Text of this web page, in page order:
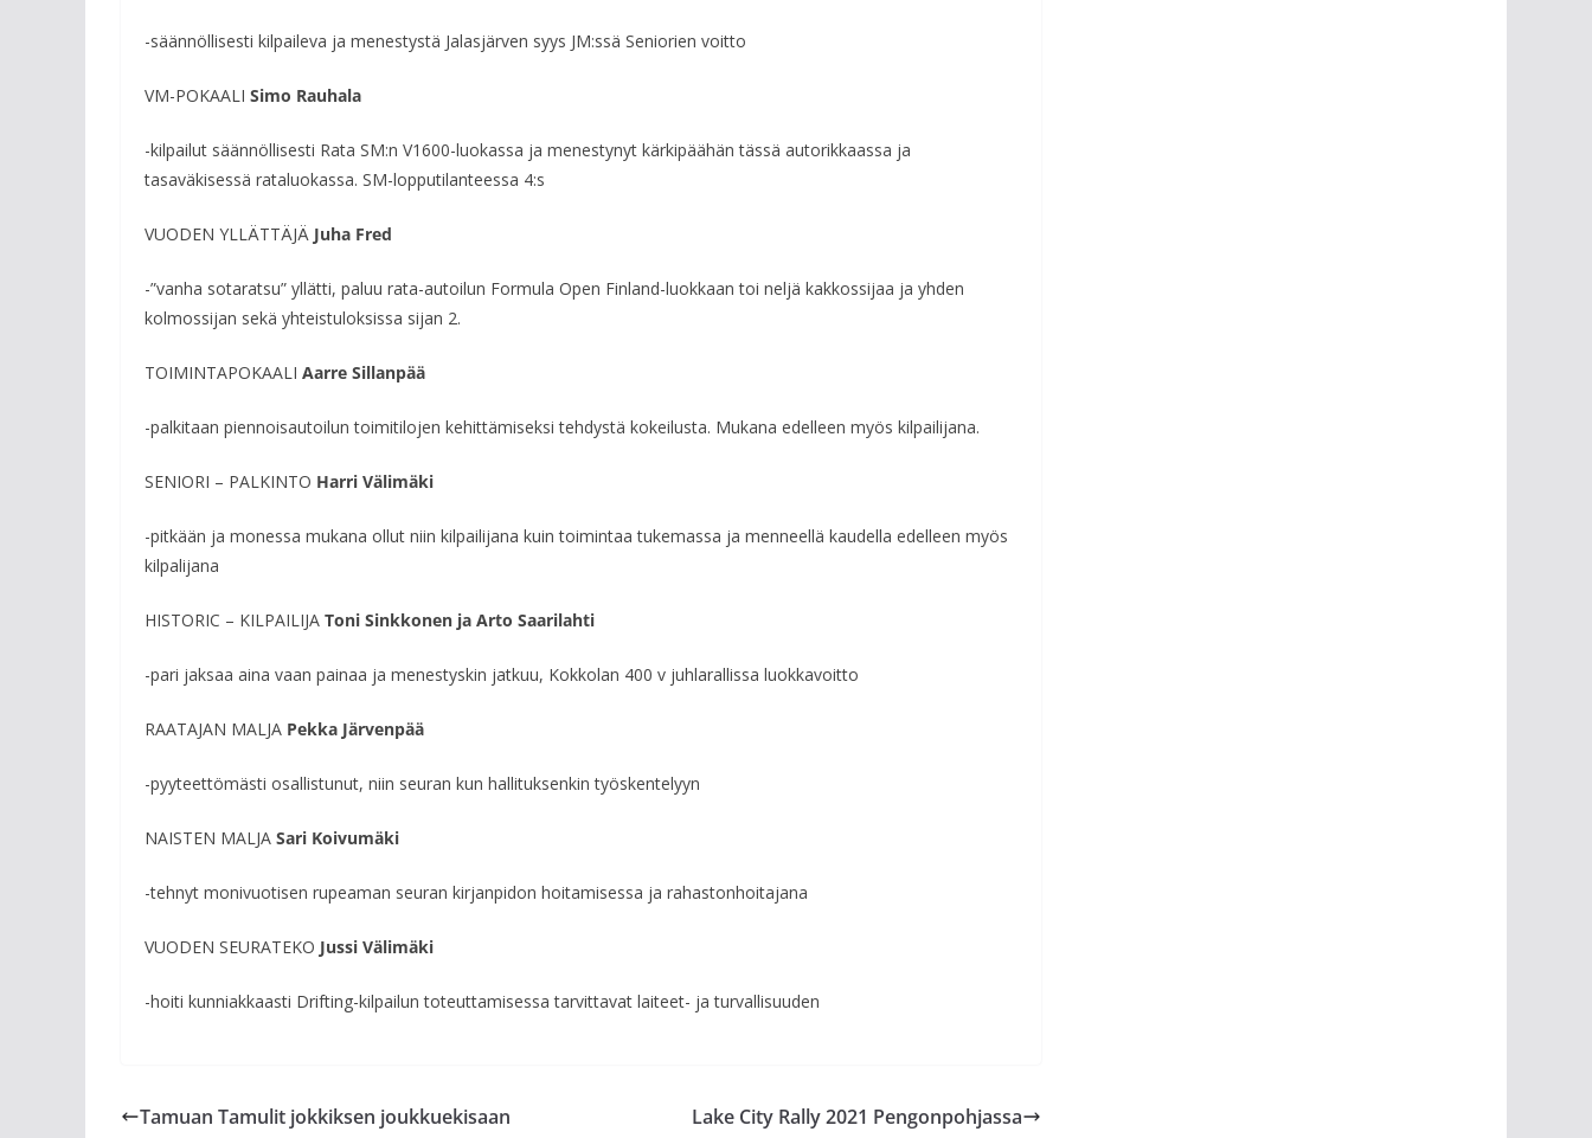
-säännöllisesti kilpaileva ja menestystä Jalasjärven syys JM:ssä Seniorien voitto
VM-POKAALI Simo Rauhala
-kilpailut säännöllisesti Rata SM:n V1600-luokassa ja menestynyt kärkipäähän tässä autorikkaassa ja
tasaväkisessä rataluokassa. SM-lopputilanteessa 4:s
VUODEN YLLÄTTÄJÄ Juha Fred
-”vanha sotaratsu” yllätti, paluu rata-autoilun Formula Open Finland-luokkaan toi neljä kakkossijaa ja yhden
kolmossijan sekä yhteistuloksissa sijan 2.
TOIMINTAPOKAALI Aarre Sillanpää
-palkitaan piennoisautoilun toimitilojen kehittämiseksi tehdystä kokeilusta. Mukana edelleen myös kilpailijana.
SENIORI – PALKINTO Harri Välimäki
-pitkään ja monessa mukana ollut niin kilpailijana kuin toimintaa tukemassa ja menneellä kaudella edelleen myös
kilpalijana
HISTORIC – KILPAILIJA Toni Sinkkonen ja Arto Saarilahti
-pari jaksaa aina vaan painaa ja menestyskin jatkuu, Kokkolan 400 v juhlarallissa luokkavoitto
RAATAJAN MALJA Pekka Järvenpää
-pyyteettömästi osallistunut, niin seuran kun hallituksenkin työskentelyyn
NAISTEN MALJA Sari Koivumäki
-tehnyt monivuotisen rupeaman seuran kirjanpidon hoitamisessa ja rahastonhoitajana
VUODEN SEURATEKO Jussi Välimäki
-hoiti kunniakkaasti Drifting-kilpailun toteuttamisessa tarvittavat laiteet- ja turvallisuuden
Tamuan Tamulit jokkiksen joukkuekisaan Lake City Rally 2021 Pengonpohjassa